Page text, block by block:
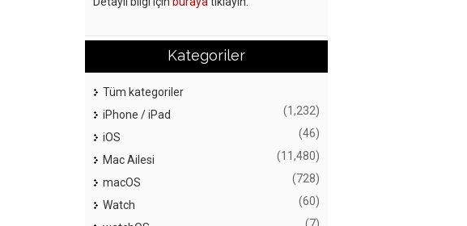
Kategoriler
Tüm kategoriler
iPhone / iPad
(1,232)
iOS (46)
Mac Ailesi (11,480)
macOS (728)
Watch (60)